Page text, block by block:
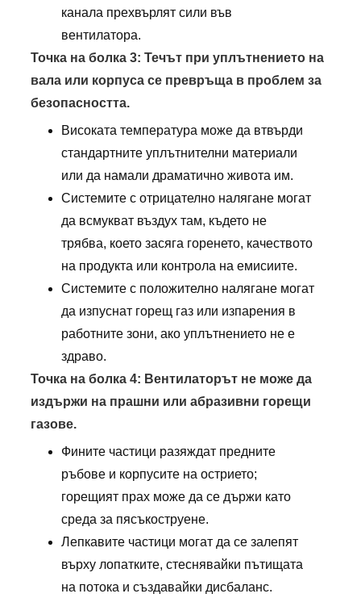
канала прехвърлят сили във
вентилатора.
Точка на болка 3: Течът при уплътнението на
вала или корпуса се превръща в проблем за
безопасността.
Високата температура може да втвърди
стандартните уплътнителни материали
или да намали драматично живота им.
Системите с отрицателно налягане могат
да всмукват въздух там, където не
трябва, което засяга горенето, качеството
на продукта или контрола на емисиите.
Системите с положително налягане могат
да изпуснат горещ газ или изпарения в
работните зони, ако уплътнението не е
здраво.
Точка на болка 4: Вентилаторът не може да
издържи на прашни или абразивни горещи
газове.
Фините частици разяждат предните
ръбове и корпусите на острието;
горещият прах може да се държи като
среда за пясъкоструене.
Лепкавите частици могат да се залепят
върху лопатките, стеснявайки пътищата
на потока и създавайки дисбаланс.